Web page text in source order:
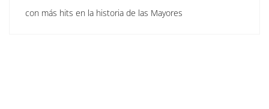
con más hits en la historia de las Mayores